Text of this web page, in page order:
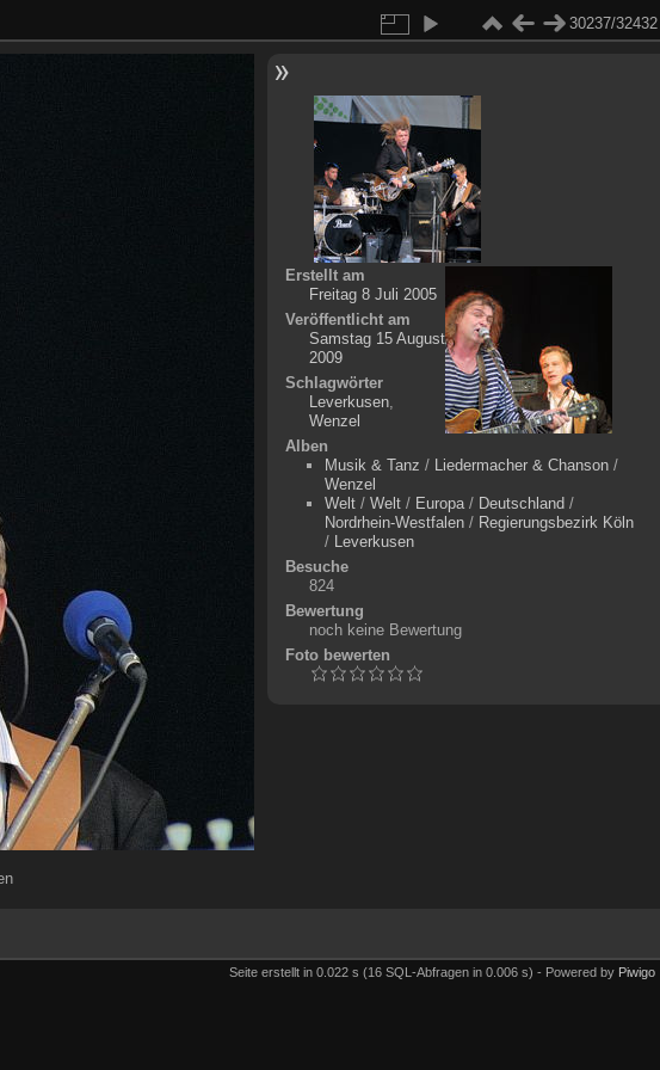
30237/32432
Erstellt am
Freitag 8 Juli 2005
Veröffentlicht am
Samstag 15 August
2009
Schlagwörter
Leverkusen,
Wenzel
Alben
Musik & Tanz / Liedermacher & Chanson/
Wenzel
Welt/ Welt/ Europa/ Deutschland /
Nordrhein-Westfalen/ Regierungsbezirk Köln
/ Leverkusen
Besuche
824
Bewertung
noch keine Bewertung
Foto bewerten
Seite erstellt in 0.022 s (16 SQL-Abfragen in 0.006 s) - Powered by Piwigo